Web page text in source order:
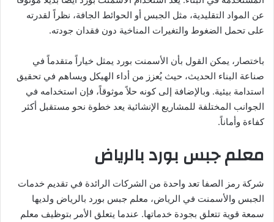
عن المواد التقليدية، مثل الجبس أو الحوائط الجافة، نظراً لقدرته
على تحمل الضغوط والتغيرات المناخية دون فقدان جودته.
باختصار، يمكن القول بأن الأسمنت بورد يمثل خياراً متقدماً في
صناعة البناء الحديث، حيث يُعزز من أداء الهيكل ويساهم في تحقيق
استدامة بيئية. وبالإضافة إلى كونه حلاً موثوقاً، فإن استخدامه في
الجوانب المختلفة للمشاريع الإنشائية يعد خطوة نحو مستقبل أكثر
كفاءة وأماناً.
معلم جبس بورد بالرياض
شركة رمز الصفا تعد واحدة من الشركات الرائدة في تقديم خدمات
الجبس والأسمنت في الرياض، معلم جبس بورد بالرياض ولديها
سمعة قوية تتعلق بجودة خدماتها. عندما يتعلق الأمر بتوظيف معلم